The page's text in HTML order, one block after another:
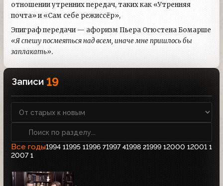
отношении утренних передач, таких как «Утренняя
почта» и «Сам себе режиссёр»,
Эпиграф передачи — афоризм Пьера Огюстена Бомарше
«Я спешу посмеяться над всем, иначе мне пришлось бы
заплакать».
Записи 19
Все годы1994 11995 11996 71997 41998 21999 12000 12001 1
2007 1